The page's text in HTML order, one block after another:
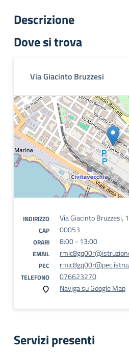
Descrizione
Dove si trova
Via Giacinto Bruzzesi
INDIRIZZO Via Giacinto Bruzzesi,
CAP 00053
ORARI 8:00 - 13:00
EMAIL
PEC
TELEFONO
076623270
Naviga su Google Map
Servizi presenti